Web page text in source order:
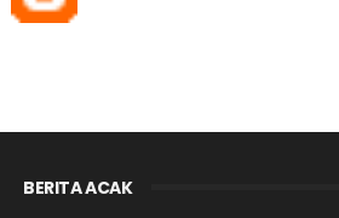
BERITA ACAK